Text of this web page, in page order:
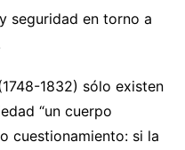
seguridad en torno a
1832) sólo existen
“un cuerpo
cuestionamiento: si la